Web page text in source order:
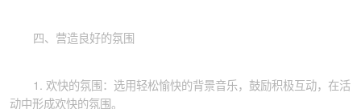
四、营造良好的氛围
1. 欢快的氛围：选用轻松愉快的背景音乐，鼓励积极互动，在活
动中形成欢快的氛围。